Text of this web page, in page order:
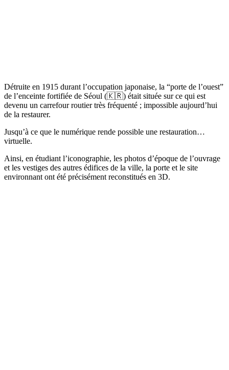
Détruite en 1915 durant l’occupation japonaise, la “porte de l’ouest”
de l’enceinte fortifiée de Séoul (🇰🇷) était située sur ce qui est
devenu un carrefour routier très fréquenté ; impossible aujourd’hui
de la restaurer.
Jusqu’à ce que le numérique rende possible une restauration…
virtuelle.
Ainsi, en étudiant l’iconographie, les photos d’époque de l’ouvrage
et les vestiges des autres édifices de la ville, la porte et le site
environnant ont été précisément reconstitués en 3D.